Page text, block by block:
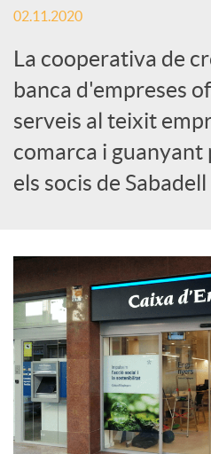
s
S
o
c
i
a
l
s
02.11.2020
La cooperativa de
banca d'empreses
serveis al teixit
comarca i
els socis de Sabadell